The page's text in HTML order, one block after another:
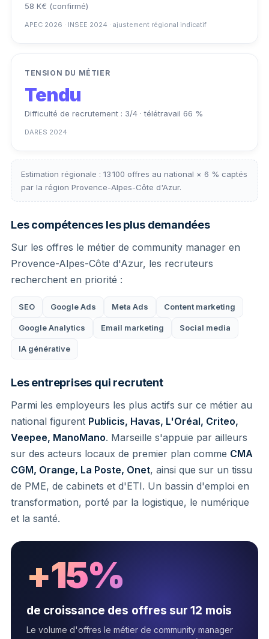
58 K€ (confirmé)
APEC 2026 · INSEE 2024 · ajustement régional indicatif
TENSION DU MÉTIER
Tendu
Difficulté de recrutement : 3/4 · télétravail 66 %
DARES 2024
Estimation régionale : 13 100 offres au national × 6 % captés
par la région Provence-Alpes-Côte d'Azur.
Les compétences les plus demandées
Sur les offres le métier de community manager en
Provence-Alpes-Côte d'Azur, les recruteurs
recherchent en priorité :
SEO Google Ads Meta Ads Content marketing
Google Analytics Email marketing Social media
IA générative
Les entreprises qui recrutent
Parmi les employeurs les plus actifs sur ce métier au
national figurent Publicis, Havas, L'Oréal, Criteo,
Veepee, ManoMano. Marseille s'appuie par ailleurs
sur des acteurs locaux de premier plan comme CMA
CGM, Orange, La Poste, Onet, ainsi que sur un tissu
de PME, de cabinets et d'ETI. Un bassin d'emploi en
transformation, porté par la logistique, le numérique
et la santé.
+15%
de croissance des offres sur 12 mois
Le volume d'offres le métier de community manager